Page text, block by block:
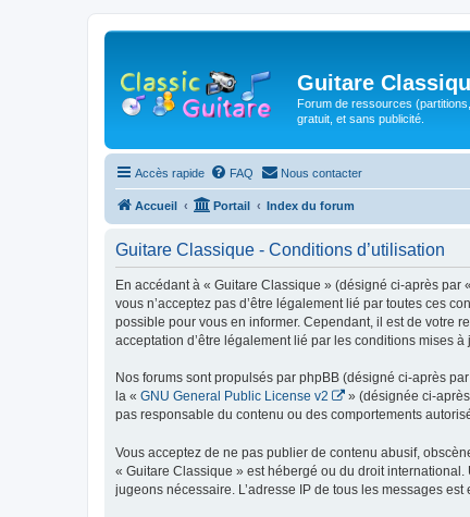
Guitare
Forum de ressources
gratuit, et sans publicité.
Accès rapide FAQ Nous contacter
Accueil Portail Index du forum
Guitare Classique - Conditions d’utilisation
En accédant à « Guitare Classique » (désigné ci-après par
vous n’acceptez pas d’être légalement lié par toutes ces
possible pour vous en informer. Cependant, il est de votre
acceptation d’être légalement lié par les conditions mises à
Nos forums sont propulsés par phpBB (désigné ci-après
la « GNU General Public License v2 » (désignée ci-
pas responsable du contenu ou des comportements
Vous acceptez de ne pas publier de contenu abusif,
« Guitare Classique » est hébergé ou du droit
jugeons nécessaire. L’adresse IP de tous les messages